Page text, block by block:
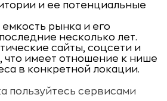
и ее потенциальные
рынка и его
несколько лет.
сайты, соцсети и
что имеет отношение к нише
в конкретной локации.
пользуйтесь сервисами